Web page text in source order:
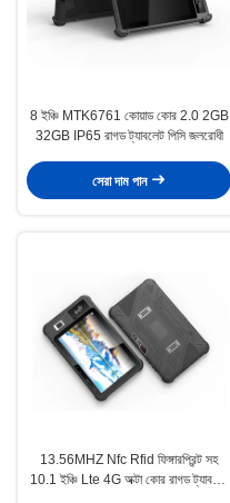
8 ইঞ্চি MTK6761 কোয়াড কোর 2.0 2GB
32GB IP65 রাগড ট্যাবলেট পিসি জলরোধী
সেরা দাম পান
13.56MHZ Nfc Rfid ফিঙ্গারপ্রিন্ট সহ
10.1 ইঞ্চি Lte 4G অক্টা কোর রাগড ট্যাবলেট